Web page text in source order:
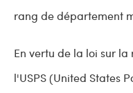
rang de département
En vertu de la loi sur
l'USPS (United States